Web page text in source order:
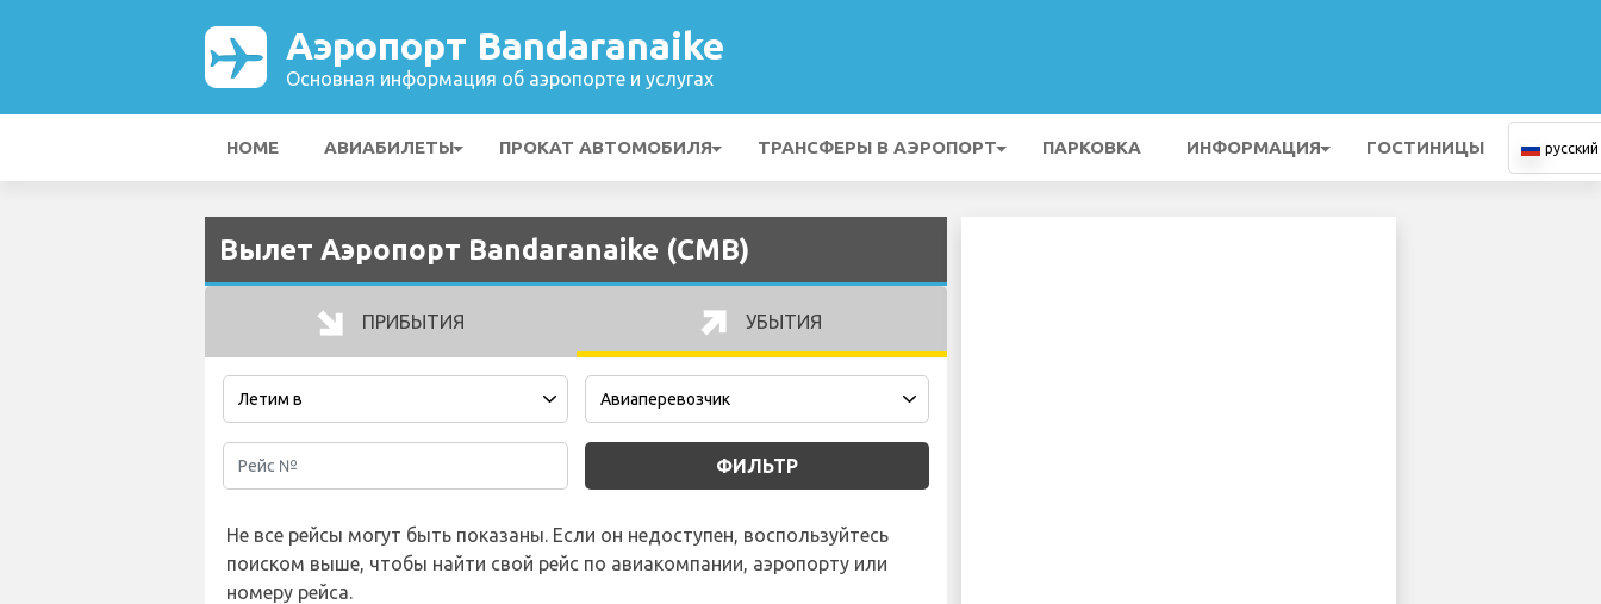
Аэропорт Bandaranaike
Основная информация об аэропорте и услугах
HOME АВИАБИЛЕТЫ ПРОКАТ АВТОМОБИЛЯ ТРАНСФЕРЫ В АЭРОПОРТ ПАРКОВКА ИНФОРМАЦИЯ ГОСТИНИЦЫ русский
Вылет Аэропорт Bandaranaike (CMB)
ПРИБЫТИЯ УБЫТИЯ
ФИЛЬТР
Не все рейсы могут быть показаны. Если он недоступен, воспользуйтесь
поиском выше, чтобы найти свой рейс по авиакомпании, аэропорту или
номеру рейса.